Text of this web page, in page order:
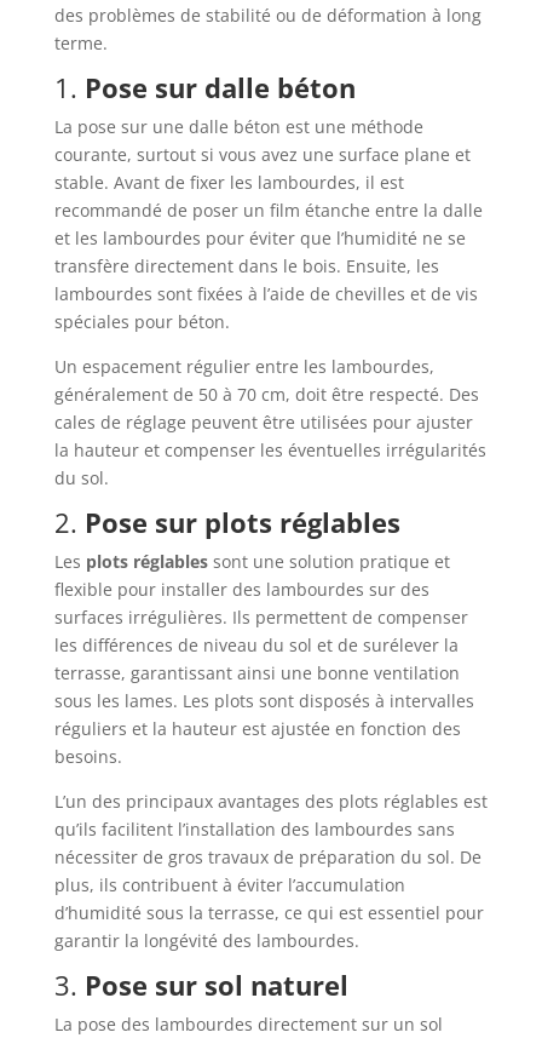
des problèmes de stabilité ou de déformation à long
terme.
1. Pose sur dalle béton
La pose sur une dalle béton est une méthode
courante, surtout si vous avez une surface plane et
stable. Avant de fixer les lambourdes, il est
recommandé de poser un film étanche entre la dalle
et les lambourdes pour éviter que l’humidité ne se
transfère directement dans le bois. Ensuite, les
lambourdes sont fixées à l’aide de chevilles et de vis
spéciales pour béton.
Un espacement régulier entre les lambourdes,
généralement de 50 à 70 cm, doit être respecté. Des
cales de réglage peuvent être utilisées pour ajuster
la hauteur et compenser les éventuelles irrégularités
du sol.
2. Pose sur plots réglables
Les plots réglablessont une solution pratique et
flexible pour installer des lambourdes sur des
surfaces irrégulières. Ils permettent de compenser
les différences de niveau du sol et de surélever la
terrasse, garantissant ainsi une bonne ventilation
sous les lames. Les plots sont disposés à intervalles
réguliers et la hauteur est ajustée en fonction des
besoins.
L’un des principaux avantages des plots réglables est
qu’ils facilitent l’installation des lambourdes sans
nécessiter de gros travaux de préparation du sol. De
plus, ils contribuent à éviter l’accumulation
d’humidité sous la terrasse, ce qui est essentiel pour
garantir la longévité des lambourdes.
3. Pose sur sol naturel
La pose des lambourdes directement sur un sol